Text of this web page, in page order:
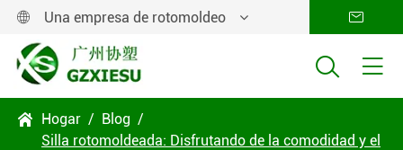
 Una empresa de rotomoldeo 
 
 Hogar
Blog
Silla rotomoldeada: Disfrutando de la comodidad y el